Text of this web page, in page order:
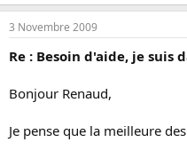
3 Novembre 2009
Re : Besoin d'aide, je suis
Bonjour Renaud,
Je pense que la meilleure